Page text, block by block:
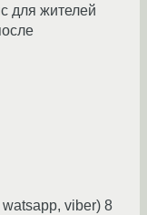
для жителей
viber) 8